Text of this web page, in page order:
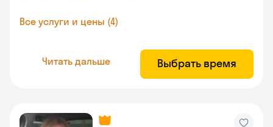
Все услуги и цены (4)
Читать дальше Выбрать время